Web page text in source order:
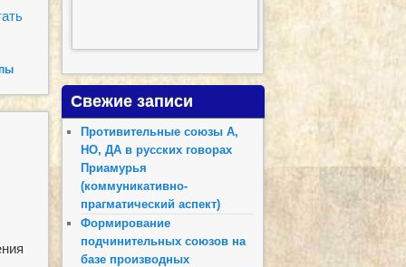
Свежие записи
Противительные союзы А,
НО, ДА в русских говорах
Приамурья
(коммуникативно-
прагматический аспект)
Формирование
подчинительных союзов на
базе производных